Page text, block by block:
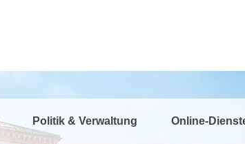
Politik & Verwaltung Online-